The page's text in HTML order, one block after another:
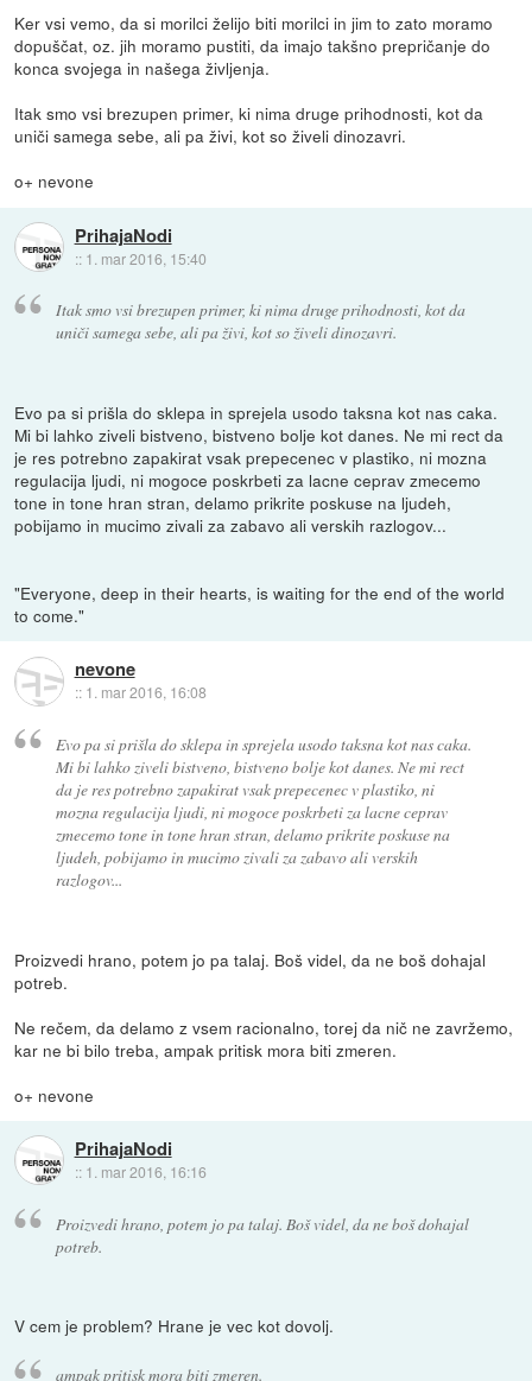
Ker vsi vemo, da si morilci želijo biti morilci in jim to zato moramo
dopuščat, oz. jih moramo pustiti, da imajo takšno prepričanje do
konca svojega in našega življenja.
Itak smo vsi brezupen primer, ki nima druge prihodnosti, kot da
uniči samega sebe, ali pa živi, kot so živeli dinozavri.
o+ nevone
PrihajaNodi
:: 1. mar 2016, 15:40
Itak smo vsi brezupen primer, ki nima druge prihodnosti, kot da
uniči samega sebe, ali pa živi, kot so živeli dinozavri.
Evo pa si prišla do sklepa in sprejela usodo taksna kot nas caka.
Mi bi lahko ziveli bistveno, bistveno bolje kot danes. Ne mi rect da
je res potrebno zapakirat vsak prepecenec v plastiko, ni mozna
regulacija ljudi, ni mogoce poskrbeti za lacne ceprav zmecemo
tone in tone hran stran, delamo prikrite poskuse na ljudeh,
pobijamo in mucimo zivali za zabavo ali verskih razlogov...
"Everyone, deep in their hearts, is waiting for the end of the world
to come."
nevone
:: 1. mar 2016, 16:08
Evo pa si prišla do sklepa in sprejela usodo taksna kot nas caka.
Mi bi lahko ziveli bistveno, bistveno bolje kot danes. Ne mi rect
da je res potrebno zapakirat vsak prepecenec v plastiko, ni
mozna regulacija ljudi, ni mogoce poskrbeti za lacne ceprav
zmecemo tone in tone hran stran, delamo prikrite poskuse na
ljudeh, pobijamo in mucimo zivali za zabavo ali verskih
razlogov...
Proizvedi hrano, potem jo pa talaj. Boš videl, da ne boš dohajal
potreb.
Ne rečem, da delamo z vsem racionalno, torej da nič ne zavržemo,
kar ne bi bilo treba, ampak pritisk mora biti zmeren.
o+ nevone
PrihajaNodi
:: 1. mar 2016, 16:16
Proizvedi hrano, potem jo pa talaj. Boš videl, da ne boš dohajal
potreb.
V cem je problem? Hrane je vec kot dovolj.
ampak pritisk mora biti zmeren.